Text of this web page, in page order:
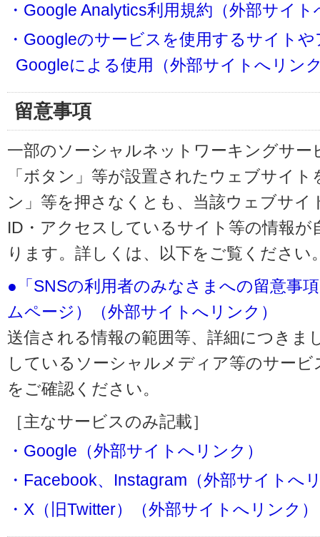
・Google Analytics利用規約（外部サイ
・Googleのサービスを使用するサイト
Googleによる使用（外部サイトへリン
留意事項
一部のソーシャルネットワーキングサー
「ボタン」等が設置されたウェブサイ
ン」等を押さなくとも、当該ウェブサイ
ID・アクセスしているサイト等の情報
ります。詳しくは、以下をご覧ください
●「SNSの利用者のみなさまへの留意事
ムページ）（外部サイトへリンク）
送信される情報の範囲等、詳細につきま
しているソーシャルメディア等のサー
をご確認ください。
［主なサービスのみ記載］
・Google（外部サイトへリンク）
・Facebook、Instagram（外部サイトへ
・X（旧Twitter）（外部サイトへリンク）